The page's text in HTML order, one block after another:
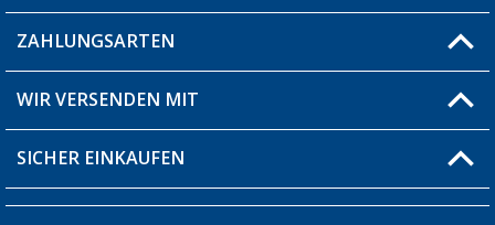
Produkttester
Über uns
Fragen & Antworten / FAQ
Versandinformationen
Bestellstatus
ZAHLUNGSARTEN
WIR VERSENDEN MIT
SICHER EINKAUFEN